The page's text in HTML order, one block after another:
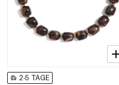
2-5 TAGE